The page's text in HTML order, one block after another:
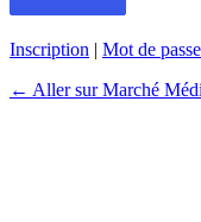
Inscription | Mot de
← Aller sur Marché